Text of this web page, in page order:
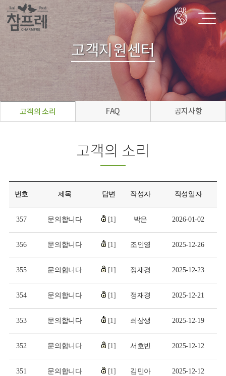
KOR
고객지원센터
고객의 소리 FAQ 공지사항
고객의 소리
번호 제목 답변 작성자 작성일자
357 문의합니다 [1] 박은 2026-01-02
356 문의합니다 [1] 조인영 2025-12-26
355 문의합니다 [1] 정재경 2025-12-23
354 문의합니다 [1] 정재경 2025-12-21
353 문의합니다 [1] 최상생 2025-12-19
352 문의합니다 [1] 서호빈 2025-12-12
351 문의합니다 [1] 김민아 2025-12-12